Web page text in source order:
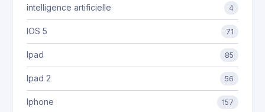
intelligence artificielle 4
IOS 5 71
Ipad 85
Ipad 2 56
Iphone 157